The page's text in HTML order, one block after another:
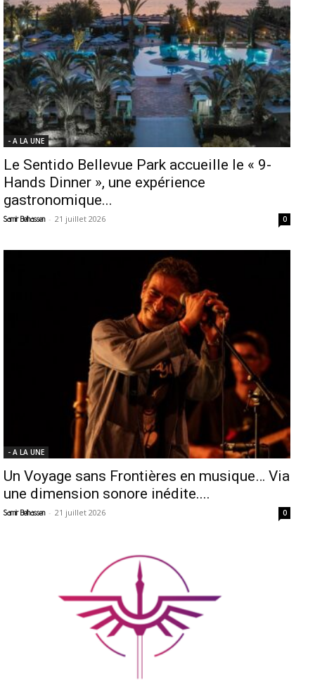
- A LA UNE
Le Sentido Bellevue Park accueille le « 9-
Hands Dinner », une expérience
gastronomique...
Samir Belhassen - 21 juillet 2026 0
- A LA UNE
Un Voyage sans Frontières en musique… Via
une dimension sonore inédite....
Samir Belhassen - 21 juillet 2026 0